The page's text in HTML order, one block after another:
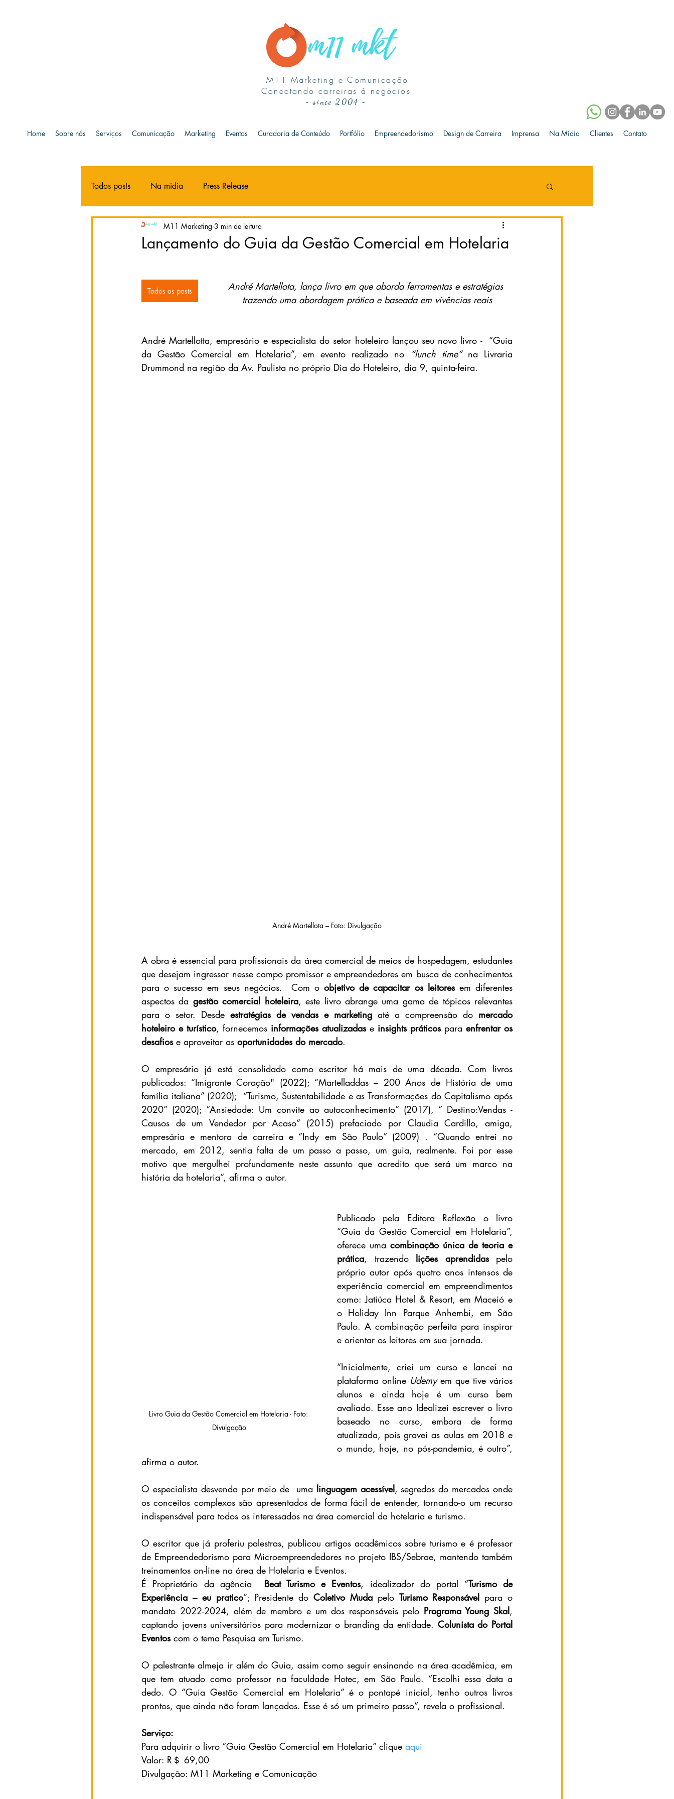
M11 Marketing e Comunicação
Conectando carreiras à negócios
-since 2004 -
Home Sobre nós Serviços Comunicação Marketing Eventos Curadoria de Conteúdo Portfólio Empreendedorismo Design de Carreira Imprensa Na Mídia Clientes Contato
Todos posts Na midia Press Release
Lançamento do Guia da Gestão Comercial em Hotelaria
M11 Marketing 3 min de leitura
Todos os posts
André Martellota, lança livro em que aborda ferramentas e estratégias
trazendo uma abordagem prática e baseada em vivências reais
André Martellotta, empresário e especialista do setor hoteleiro lançou seu novo livro -  “Guia
da Gestão Comercial em Hotelaria”, em evento realizado no
“lunch time” na Livraria
Drummond na região da Av. Paulista no próprio Dia do Hoteleiro, dia 9, quinta-feira.
André Martellota – Foto: Divulgação
A obra é essencial para profissionais da área comercial de meios de hospedagem, estudantes
que desejam ingressar nesse campo promissor e empreendedores em busca de conhecimentos
para o sucesso em seus negócios.  Com o objetivo de capacitar os leitores em diferentes
aspectos da gestão comercial hoteleira, este livro abrange uma gama de tópicos relevantes
para o setor. Desde estratégias de vendas e marketing até a compreensão do mercado
hoteleiro e turístico, fornecemos informações atualizadas e insights práticos para enfrentar os
desafios e aproveitar as oportunidades do mercado.
O empresário já está consolidado como escritor há mais de uma década. Com livros
publicados: “Imigrante Coração" (2022); “Martelladdas – 200 Anos de História de uma
família italiana” (2020);  “Turismo, Sustentabilidade e as Transformações do Capitalismo após
2020” (2020); “Ansiedade: Um convite ao autoconhecimento” (2017), “ Destino:Vendas -
Causos de um Vendedor por Acaso” (2015) prefaciado por Claudia Cardillo, amiga,
empresária e mentora de carreira e “Indy em São Paulo” (2009) . “Quando entrei no
mercado, em 2012, sentia falta de um passo a passo, um guia, realmente. Foi por esse
motivo que mergulhei profundamente neste assunto que acredito que será um marco na
história da hotelaria”, afirma o autor.
Livro Guia da Gestão Comercial em Hotelaria - Foto:
Divulgação
Publicado pela Editora Reflexão o livro
“Guia da Gestão Comercial em Hotelaria”,
oferece uma combinação única de teoria e
prática, trazendo lições aprendidas pelo
próprio autor após quatro anos intensos de
experiência comercial em empreendimentos
como: Jatiúca Hotel & Resort, em Maceió e
o Holiday Inn Parque Anhembi, em São
Paulo. A combinação perfeita para inspirar
e orientar os leitores em sua jornada.
“Inicialmente, criei um curso e lancei na
plataforma online Udemy em que tive vários
alunos e ainda hoje é um curso bem
avaliado. Esse ano Idealizei escrever o livro
baseado no curso, embora de forma
atualizada, pois gravei as aulas em 2018 e
o mundo, hoje, no pós-pandemia, é outro”,
afirma o autor.
O especialista desvenda por meio de  uma linguagem acessível, segredos do mercados onde
os conceitos complexos são apresentados de forma fácil de entender, tornando-o um recurso
indispensável para todos os interessados na área comercial da hotelaria e turismo.
O escritor que já proferiu palestras, publicou artigos acadêmicos sobre turismo e é professor
de Empreendedorismo para Microempreendedores no projeto IBS/Sebrae, mantendo também
treinamentos on-line na área de Hotelaria e Eventos.
É Proprietário da agência Beat Turismo e Eventos, idealizador do portal “Turismo de
Experiência – eu pratico”; Presidente do Coletivo Muda pelo Turismo Responsável para o
mandato 2022-2024, além de membro e um dos responsáveis pelo Programa Young Skal,
captando jovens universitários para modernizar o branding da entidade. Colunista do Portal
Eventos com o tema Pesquisa em Turismo.
O palestrante almeja ir além do Guia, assim como seguir ensinando na área acadêmica, em
que tem atuado como professor na faculdade Hotec, em São Paulo. “Escolhi essa data a
dedo. O “Guia Gestão Comercial em Hotelaria” é o pontapé inicial, tenho outros livros
prontos, que ainda não foram lançados. Esse é só um primeiro passo”, revela o profissional.
Serviço:
Para adquirir o livro “Guia Gestão Comercial em Hotelaria” clique aqui
Valor: R＄ 69,00
Divulgação: M11 Marketing e Comunicação